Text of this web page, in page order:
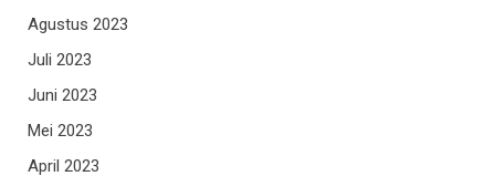
Agustus 2023
Juli 2023
Juni 2023
Mei 2023
April 2023